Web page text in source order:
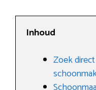
Inhoud
Zoek